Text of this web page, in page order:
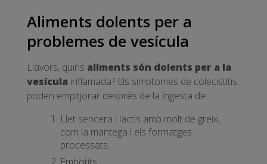
Aliments dolents per a
problemes de vesícula
Llavors, quins aliments són dolents per a la
vesícula inflamada? Els símptomes de colecistitis
poden empitjorar després de la ingesta de:
Llet sencera i lactis amb molt de greix,
com la mantega i els formatges
processats.